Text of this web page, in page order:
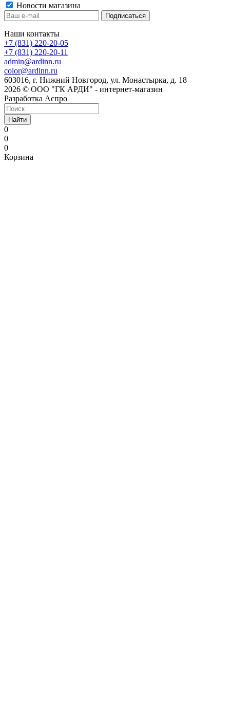
Новости магазина
Наши контакты
+7 (831) 220-20-05
+7 (831) 220-20-11
admin@ardinn.ru
color@ardinn.ru
603016, г. Нижний Новгород, ул. Монастырка, д. 18
2026 © ООО "ГК АРДИ" - интернет-магазин
Разработка Аспро
Найти
0
0
0
Корзина